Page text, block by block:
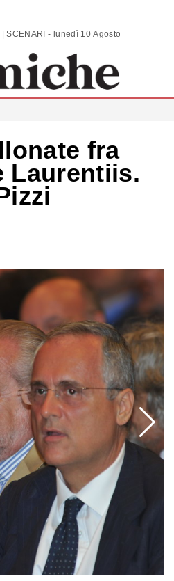
ANALISI | COMMENTI | SCENARI - lunedì 10 Agosto 2026
fra
Laurentiis.